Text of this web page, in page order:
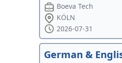
Boeva Tech
KÖLN
2026-07-31
German &